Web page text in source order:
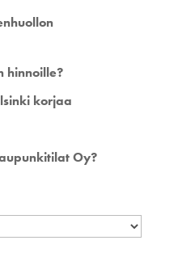
hinnoille?
korjaa
Oy?